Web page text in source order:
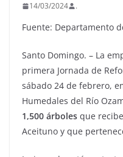
14/03/2024 .
Fuente: Departamento
Santo Domingo. – La
primera Jornada de
sábado 24 de febrero,
Humedales del Río
1,500 árboles que
Aceituno y que